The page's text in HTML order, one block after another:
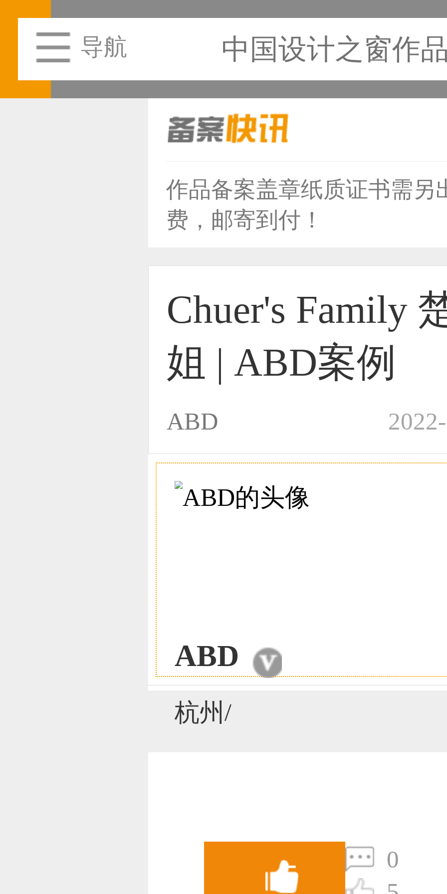
导航 中国设计之窗作
恭喜131****1475用户作品
恭喜138****8638用户作品
恭喜133****9020用户作品
恭喜159****4930用户作品
恭喜150****6483用户作品
恭喜131****2473用户作品
恭喜159****4201用户作品
作品备案盖章纸质证书需另
费，邮寄到付！
Chuer's Family
姐 | ABD案例
ABD
ABD
杭州/
5
0